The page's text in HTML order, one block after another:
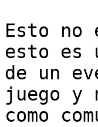
Esto no
esto es
de un
juego y
como